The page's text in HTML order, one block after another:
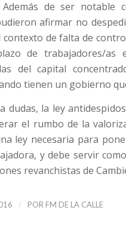
Además de ser notable
afirmar no
contexto de falta de
de trabajadores/as
del capital
tienen un gobierno
dudas, la ley
el rumbo de la
ley necesaria para
y debe servir
revanchistas de
/ POR FM DE LA CALLE